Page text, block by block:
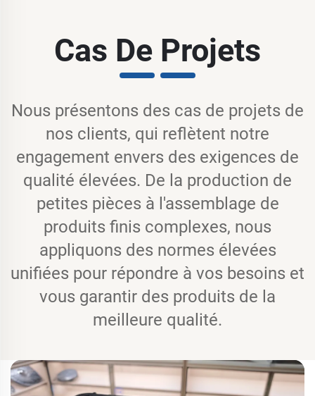
Cas De Projets
Nous présentons des cas de projets de
nos clients, qui reflètent notre
engagement envers des exigences de
qualité élevées. De la production de
petites pièces à l'assemblage de
produits finis complexes, nous
appliquons des normes élevées
unifiées pour répondre à vos besoins et
vous garantir des produits de la
meilleure qualité.